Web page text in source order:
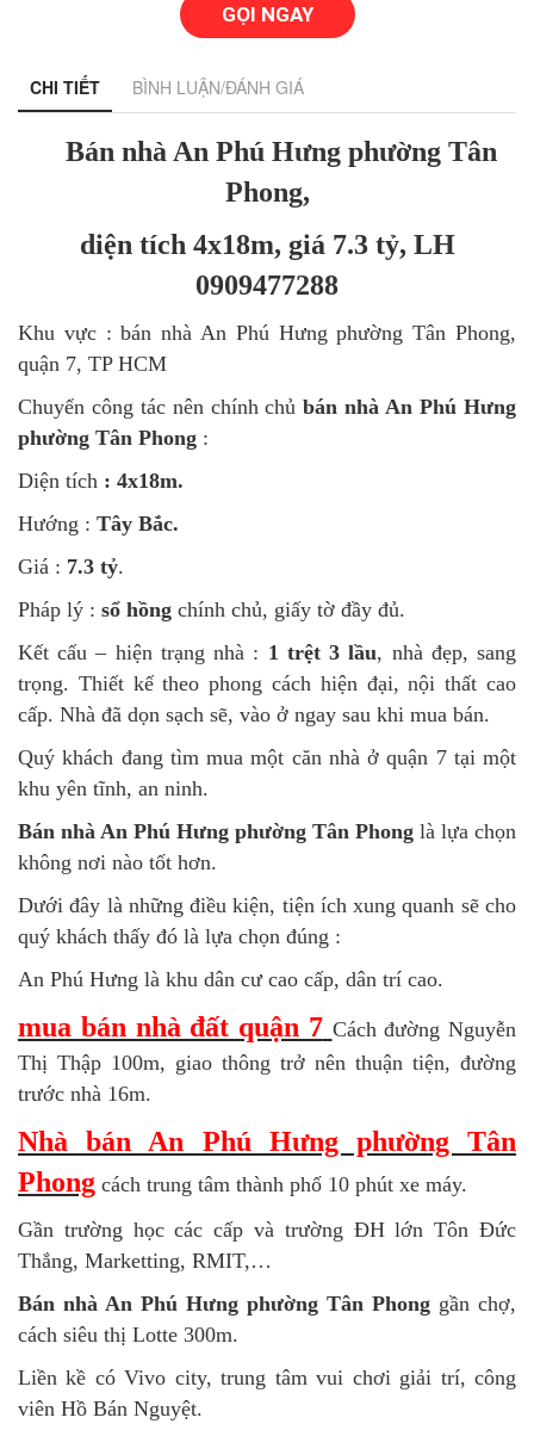
GỌI NGAY
CHI TIẾT BÌNH LUẬN/ĐÁNH GIÁ
Bán nhà An Phú Hưng phường Tân
Phong,
diện tích 4x18m, giá 7.3 tỷ, LH
0909477288
Khu vực : bán nhà An Phú Hưng phường Tân Phong,
quận 7, TP HCM
Chuyển công tác nên chính chủbán nhà An Phú Hưng
phường Tân Phong :
Diện tích : 4x18m.
Hướng : Tây Bắc.
Giá : 7.3 tỷ.
Pháp lý : sổ hồng chính chủ, giấy tờ đầy đủ.
Kết cấu – hiện trạng nhà : 1 trệt 3 lầu, nhà đẹp, sang
trọng. Thiết kế theo phong cách hiện đại, nội thất cao
cấp. Nhà đã dọn sạch sẽ, vào ở ngay sau khi mua bán.
Quý khách đang tìm mua một căn nhà ở quận 7 tại một
khu yên tĩnh, an ninh.
Bán nhà An Phú Hưng phường Tân Phong là lựa chọn
không nơi nào tốt hơn.
Dưới đây là những điều kiện, tiện ích xung quanh sẽ cho
quý khách thấy đó là lựa chọn đúng :
An Phú Hưng là khu dân cư cao cấp, dân trí cao.
mua bán nhà đất quận 7 Cách đường Nguyễn
Thị Thập 100m, giao thông trở nên thuận tiện, đường
trước nhà 16m.
Nhà bán An Phú Hưng phường Tân
Phong cách trung tâm thành phố 10 phút xe máy.
Gần trường học các cấp và trường ĐH lớn Tôn Đức
Thắng, Marketting, RMIT,…
Bán nhà An Phú Hưng phường Tân Phong gần chợ,
cách siêu thị Lotte 300m.
Liền kề có Vivo city, trung tâm vui chơi giải trí, công
viên Hồ Bán Nguyệt.